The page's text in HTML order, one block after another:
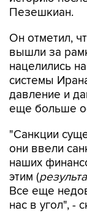
Пезешкиан.
Он отметил,
вышли за
нацелились
системы
давление и
еще больше
"Санкции
они ввели
наших
этим (
Все еще
нас в угол", -